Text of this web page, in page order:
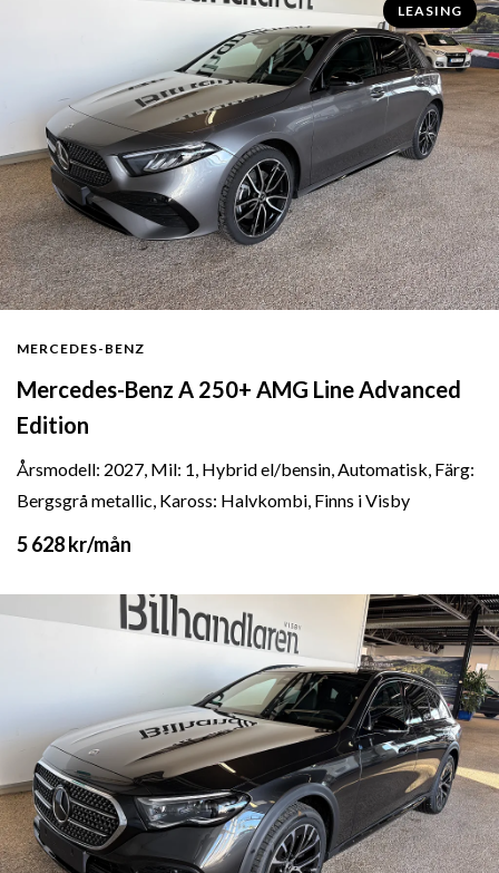
LEASING
MERCEDES-BENZ
Mercedes-Benz A 250+ AMG Line Advanced
Edition
Årsmodell: 2027, Mil: 1, Hybrid el/bensin, Automatisk, Färg:
Bergsgrå metallic, Kaross: Halvkombi, Finns i Visby
5 628 kr/mån